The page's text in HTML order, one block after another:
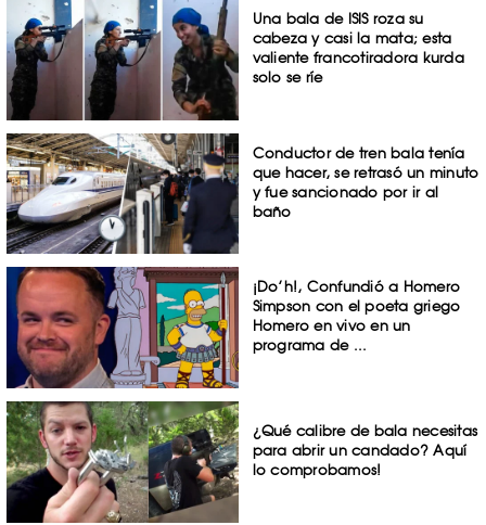
Una bala de ISIS roza su
cabeza y casi la mata; esta
valiente francotiradora kurda
solo se ríe
Conductor de tren bala tenía
que hacer, se retrasó un minuto
y fue sancionado por ir al
baño
¡Do’h!, Confundió a Homero
Simpson con el poeta griego
Homero en vivo en un
programa de ...
¿Qué calibre de bala necesitas
para abrir un candado? Aquí
lo comprobamos!